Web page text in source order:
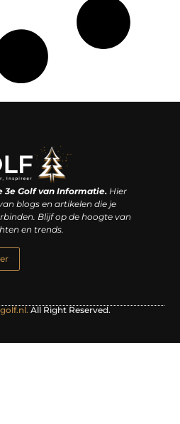
3e Golf van Informatie.Hier
blogs en artikelen die je
Blijf op de hoogte van
en trends.
All Right Reserved.